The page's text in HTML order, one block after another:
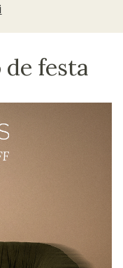
de festa